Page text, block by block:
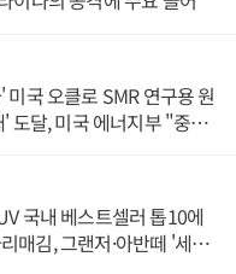
국 오클로 SMR 연구용 원
도달, 미국 에너지부 "중요
국내 베스트셀러 톱10에
매김, 그랜저·아반떼 '세단